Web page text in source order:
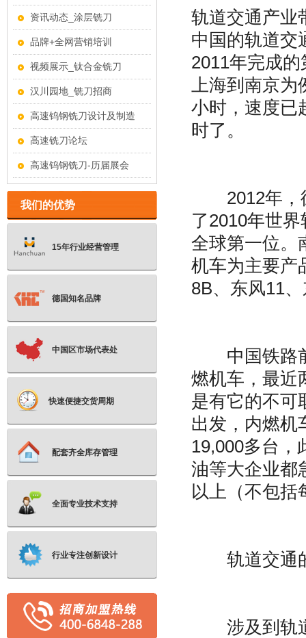
轨道交通产业
中国的轨道交
2011年完成
上海到南京
小时，速度已
时了。
2012年，德
了2010年世
全球第一位。
机车为主要产
8B、东风11
中国铁路前
燃机车，最近
是有它的不可
出发，内燃机
19,000多台，
油等大企业都
以上（不包括
轨道交通的
涉及到轨道
资讯动态_涂层铣刀
品牌+全网营销培训
视频展示_钛合金铣刀
汉川园地_铣刀招商
高速钨钢铣刀设计及制造
高速铣刀论坛
高速钨钢铣刀-历届展会
我们的优势
15年行业经营管理
德国知名品牌
中国区市场代表处
快速便捷交货周期
配套齐全库存管理
全面专业技术支持
行业专注创新设计